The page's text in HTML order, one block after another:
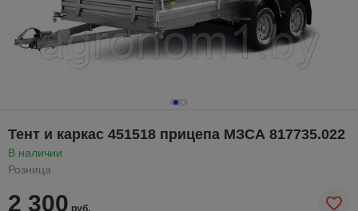
Тент и каркас 451518 прицепа МЗСА 817735.022
В наличии
Розница
2 300 руб.